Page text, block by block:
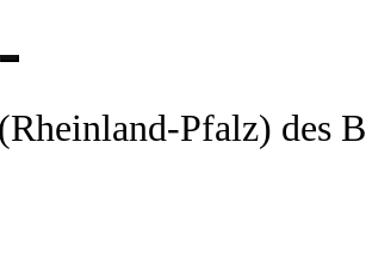
Suchen …
Pfalz) des
…